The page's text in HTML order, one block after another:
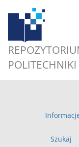
POLITECHNIKI
Szukaj